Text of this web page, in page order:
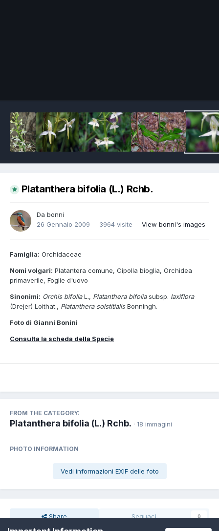
Platanthera bifolia (L.) Rchb.
Da bonni
26 Gennaio 2009
3964 visite View bonni's images
Famiglia: Orchidaceae
Nomi volgari: Platantera comune, Cipolla bioglia, Orchidea
primaverile, Foglie d'uovo
Sinonimi: Orchis bifoliaL., Platanthera bifoliasubsp. laxiflora
(Drejer) Loithat., Platanthera solstitialisBonningh.
Foto di Gianni Bonini
Consulta la scheda della Specie
FROM THE CATEGORY:
Platanthera bifolia (L.) Rchb. · 18 immagini
PHOTO INFORMATION
Vedi informazioni EXIF delle foto
Share Seguaci 0